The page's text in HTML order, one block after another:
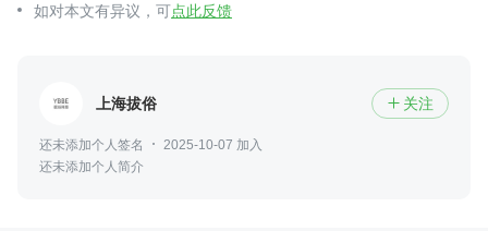
如对本文有异议，可点此反馈
上海拔俗  关注
还未添加个人签名
2025-10-07 加入
还未添加个人简介